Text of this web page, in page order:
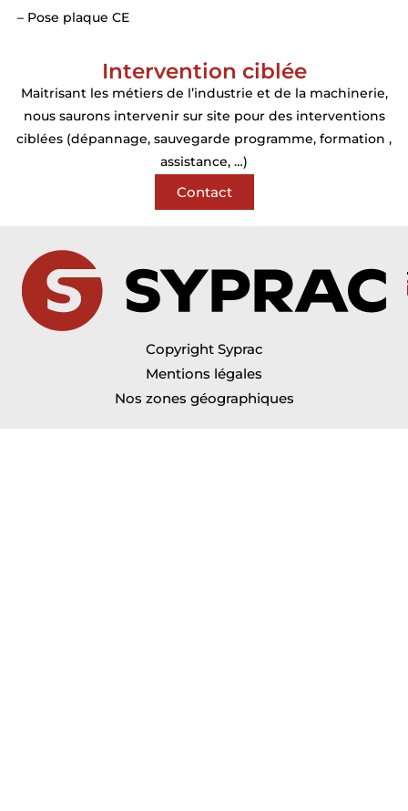
– Pose plaque CE
Intervention ciblée
Maitrisant les métiers de l’industrie et de la machinerie,
nous saurons intervenir sur site pour des interventions
ciblées (dépannage, sauvegarde programme, formation ,
assistance, …)
Contact
Copyright Syprac
Mentions légales
Nos zones géographiques